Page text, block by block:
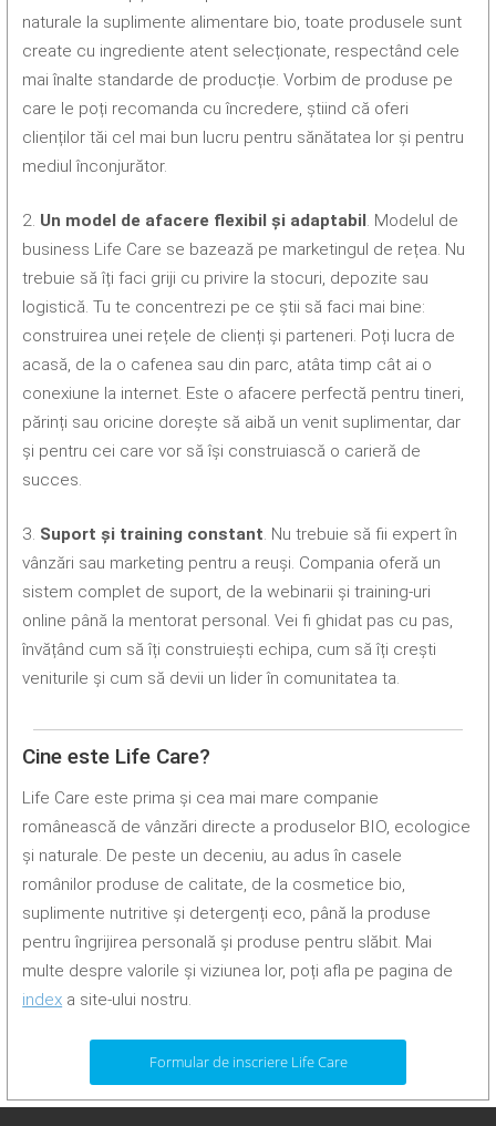
naturale la suplimente alimentare bio, toate produsele sunt
create cu ingrediente atent selecționate, respectând cele
mai înalte standarde de producție. Vorbim de produse pe
care le poți recomanda cu încredere, știind că oferi
clienților tăi cel mai bun lucru pentru sănătatea lor și pentru
mediul înconjurător.
2. Un model de afacere flexibil și adaptabil. Modelul de
business Life Care se bazează pe marketingul de rețea. Nu
trebuie să îți faci griji cu privire la stocuri, depozite sau
logistică. Tu te concentrezi pe ce știi să faci mai bine:
construirea unei rețele de clienți și parteneri. Poți lucra de
acasă, de la o cafenea sau din parc, atâta timp cât ai o
conexiune la internet. Este o afacere perfectă pentru tineri,
părinți sau oricine dorește să aibă un venit suplimentar, dar
și pentru cei care vor să își construiască o carieră de
succes.
3. Suport și training constant. Nu trebuie să fii expert în
vânzări sau marketing pentru a reuși. Compania oferă un
sistem complet de suport, de la webinarii și training-uri
online până la mentorat personal. Vei fi ghidat pas cu pas,
învățând cum să îți construiești echipa, cum să îți crești
veniturile și cum să devii un lider în comunitatea ta.
Cine este Life Care?
Life Care este prima și cea mai mare companie
românească de vânzări directe a produselor BIO, ecologice
și naturale. De peste un deceniu, au adus în casele
românilor produse de calitate, de la cosmetice bio,
suplimente nutritive și detergenți eco, până la produse
pentru îngrijirea personală și produse pentru slăbit. Mai
multe despre valorile și viziunea lor, poți afla pe pagina de
index a site-ului nostru.
Formular de inscriere Life Care